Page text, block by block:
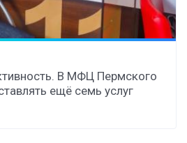
В МФЦ Пермского
ещё семь услуг